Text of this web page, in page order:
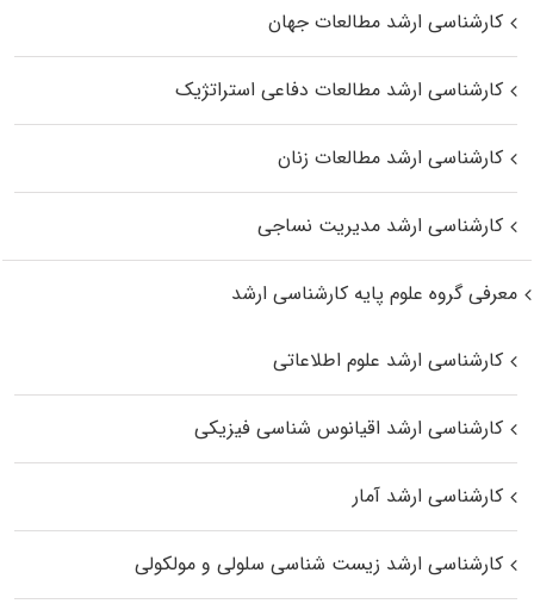
کارشناسی ارشد مطالعات جهان
کارشناسی ارشد مطالعات دفاعی استراتژیک
کارشناسی ارشد مطالعات زنان
کارشناسی ارشد مدیریت نساجی
معرفی گروه علوم پایه کارشناسی ارشد
کارشناسی ارشد علوم اطلاعاتی
کارشناسی ارشد اقیانوس‌ شناسی فیزیکی
کارشناسی ارشد آمار
کارشناسی ارشد زیست شناسی سلولی و مولکولی